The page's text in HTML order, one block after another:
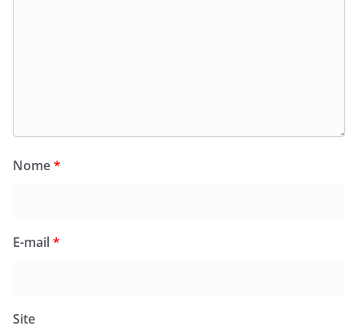
Nome*
E-mail*
Site